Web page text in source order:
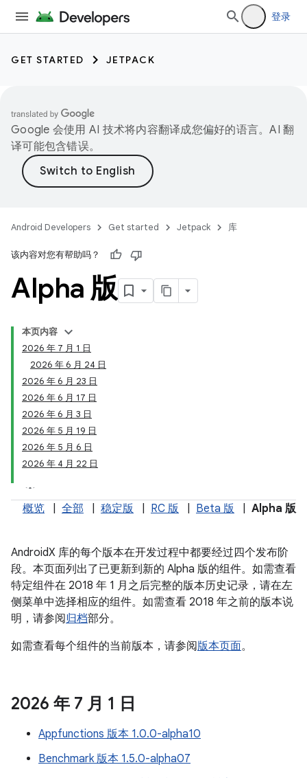
登录
GET STARTED JETPACK
Google 会使用 AI 技术将内容翻译成您偏好的语言。AI 翻
译可能包含错误。
Android Developers Get started Jetpack 库
该内容对您有帮助吗？
Alpha 版
本页内容
2026 年 7 月 1 日
2026 年 6 月 24 日
2026 年 6 月 23 日
2026 年 6 月 17 日
2026 年 6 月 3 日
2026 年 5 月 19 日
2026 年 5 月 6 日
2026 年 4 月 22 日
概览 全部 稳定版 RC 版 Beta 版 Alpha 版
AndroidX 库的每个版本在开发过程中都要经过四个发布阶
段。本页面列出了已更新到新的 Alpha 版的组件。如需查看
特定组件在 2018 年 1 月之后完整的版本历史记录，请在左
侧菜单中选择相应的组件。如需查看 2018 年之前的版本说
明，请参阅归档部分。
如需查看每个组件的当前版本，请参阅版本页面。
2026 年 7 月 1 日
Appfunctions 版本 1.0.0-alpha10
Benchmark 版本 1.5.0-alpha07